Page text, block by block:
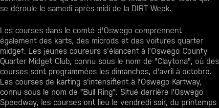
se déroule le samedi après-midi de la DIRT Week.
Les courses dans le comté d'Oswego comprennent
également des karts, des microds et des voitures quarter
midget. Les jeunes coureurs s'élancent à l'Oswego County
Quarter Midget Club, connu sous le nom de "Claytona", où des
courses sont programmées les dimanches, d'avril à octobre.
Les courses de karting s'intensifient à l'Oswego Kartway,
connu sous le nom de "Bull Ring". Situé derrière l'Oswego
Speedway, les courses ont lieu le vendredi soir, du printemps